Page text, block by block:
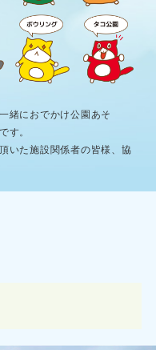
緒におでかけ公園あそ
す。
いた施設関係者の皆様、協